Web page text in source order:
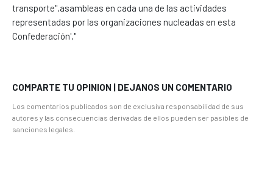
transporte",asambleas en cada una de las actividades
representadas por las organizaciones nucleadas en esta
Confederación',"
COMPARTE TU OPINION | DEJANOS UN COMENTARIO
Los comentarios publicados son de exclusiva responsabilidad de sus
autores y las consecuencias derivadas de ellos pueden ser pasibles de
sanciones legales.